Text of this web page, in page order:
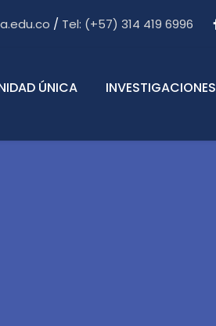
/ Tel: (+57) 314 419 6996
ÚNICA INVESTIGACIONES